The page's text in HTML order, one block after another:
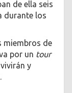
de ella seis
durante los
miembros de
por un tour
y